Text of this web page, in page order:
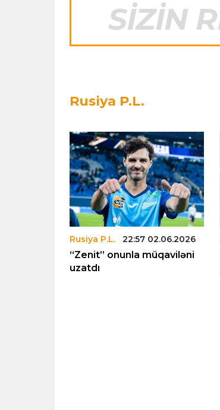
Rusiya P.L.
Rusiya P.L. 22:57 02.06.2026
“Zenit” onunla müqaviləni
uzatdı